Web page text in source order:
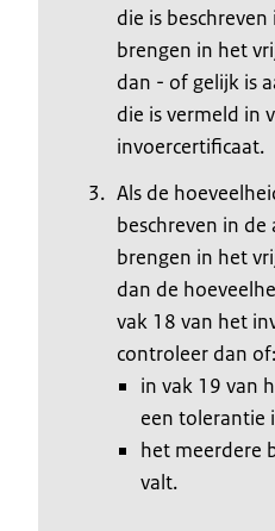
die is
brengen in het
dan - of gelijk is
die is vermeld in
invoercertificaat.
Als de
beschreven in
brengen in het
dan de
vak 18 van het
controleer dan of:
in vak 19 van
een tolerantie
het meerdere
valt.